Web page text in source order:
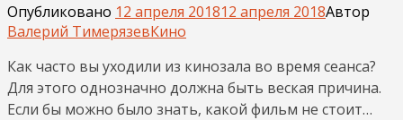
Опубликовано 12 апреля 201812 апреля 2018Автор
Валерий ТимерязевКино
Как часто вы уходили из кинозала во время сеанса?
Для этого однозначно должна быть веская причина.
Если бы можно было знать, какой фильм не стоит…